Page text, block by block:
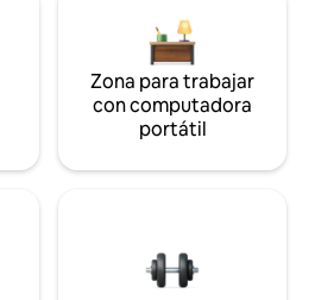
Zona para trabajar
con computadora
portátil